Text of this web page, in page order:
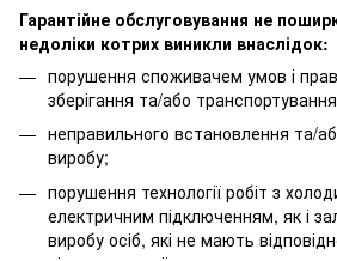
Гарантійне обслуговування не
недоліки котрих виникли внаслідок:
порушення споживачем умов і
зберігання та/або
неправильного встановлення та/
виробу;
порушення технології робіт з
електричним підключенням, як і
виробу осіб, які не мають